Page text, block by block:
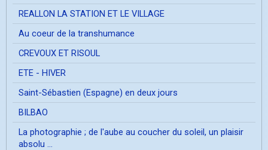
REALLON LA STATION ET LE VILLAGE
Au coeur de la transhumance
CREVOUX ET RISOUL
ETE - HIVER
Saint-Sébastien (Espagne) en deux jours
BILBAO
La photographie ; de l'aube au coucher du soleil, un plaisir
absolu ...